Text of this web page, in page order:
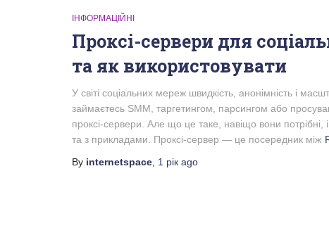
ІНФОРМАЦІЙНІ
Проксі-сервери для
та як використовувати
У світі соціальних мереж швидкість, анонімність і
займаєтесь SMM, таргетингом, парсингом або
проксі-сервери. Але що це таке, навіщо вони потрібні,
та з прикладами. Проксі-сервер — це посередник між
By internetspace 1 рік ago